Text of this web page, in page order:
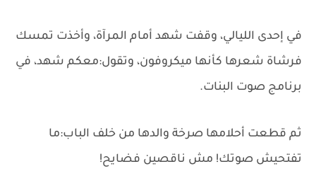
في إحدى الليالي، وقفت شهد أمام المرآة، وأخذت تمسك
فرشاة شعرها كأنها ميكروفون، وتقول:معكم شهد، في
برنامج صوت البنات.
ثم قطعت أحلامها صرخة والدها من خلف الباب:ما
تفتحيش صوتك! مش ناقصين فضايح!